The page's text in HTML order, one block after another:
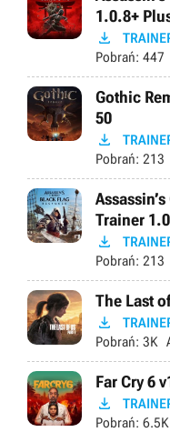
1.0.8+

Pobrań: 447
Gothic
50

Pobrań: 213
Trainer

Pobrań: 213
The Last

Pobrań: 3K
Far Cry 6

Pobrań: 6.5K